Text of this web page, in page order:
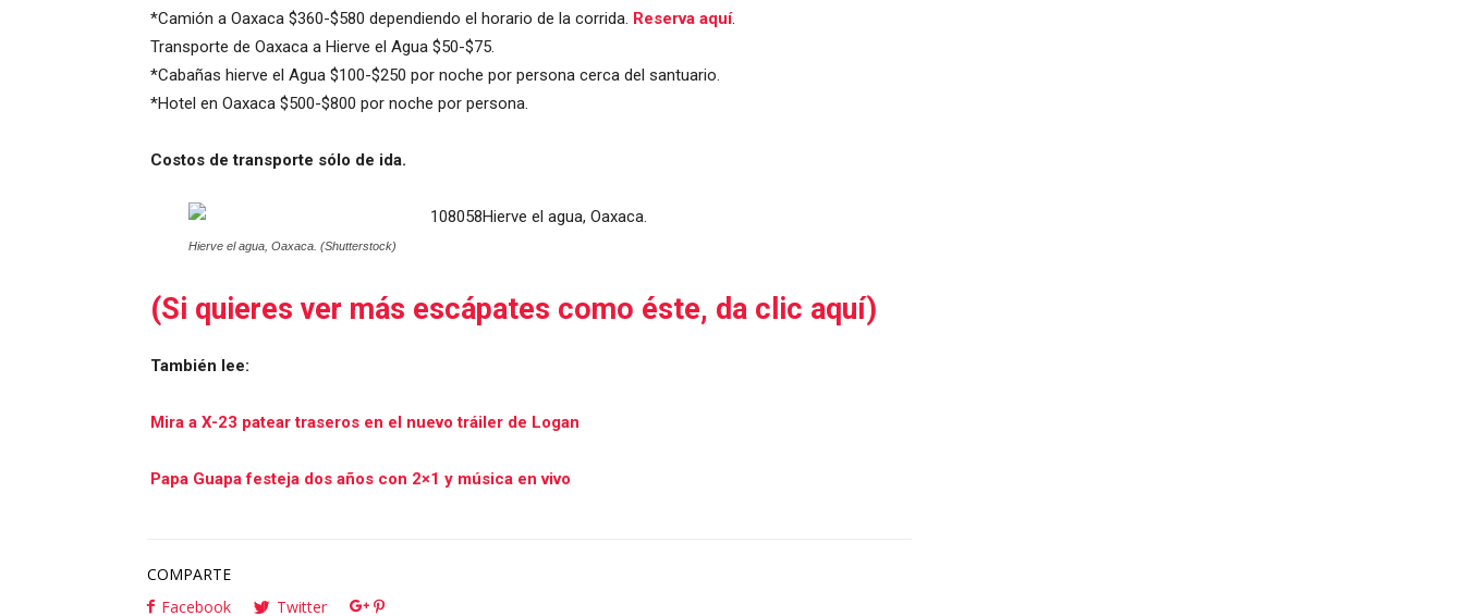
*Camión a Oaxaca $360-$580 dependiendo el horario de la corrida. Reserva aquí.
Transporte de Oaxaca a Hierve el Agua $50-$75.
*Cabañas hierve el Agua $100-$250 por noche por persona cerca del santuario.
*Hotel en Oaxaca $500-$800 por noche por persona.
Costos de transporte sólo de ida.
Hierve el agua, Oaxaca. (Shutterstock)
(Si quieres ver más escápates como éste, da clic aquí)
También lee:
Mira a X-23 patear traseros en el nuevo tráiler de Logan
Papa Guapa festeja dos años con 2×1 y música en vivo
COMPARTE
Facebook
Twitter